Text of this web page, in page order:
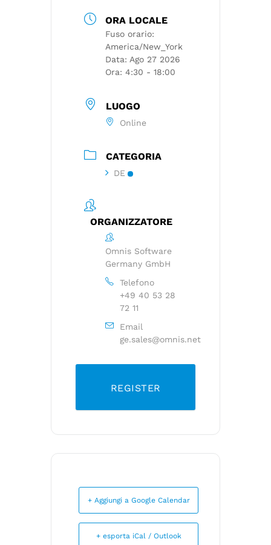
ORA LOCALE
Fuso orario:
America/New_York
Data: Ago 27 2026
Ora: 4:30 - 18:00
LUOGO
Online
CATEGORIA
DE
ORGANIZZATORE
Omnis Software
Germany GmbH
Telefono
+49 40 53 28
72 11
Email
ge.sales@omnis.net
REGISTER
+ Aggiungi a Google Calendar
+ esporta iCal / Outlook